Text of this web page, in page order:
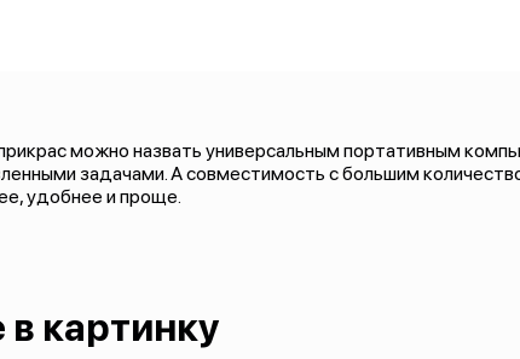
можно назвать универсальным портативным
задачами. А совместимость с большим
удобнее и проще.
картинку